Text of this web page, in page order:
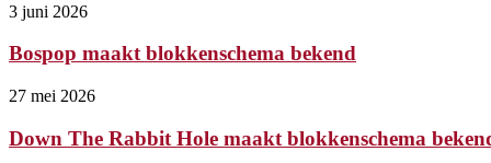
3 juni 2026
Bospop maakt blokkenschema bekend
27 mei 2026
Down The Rabbit Hole maakt blokkenschema